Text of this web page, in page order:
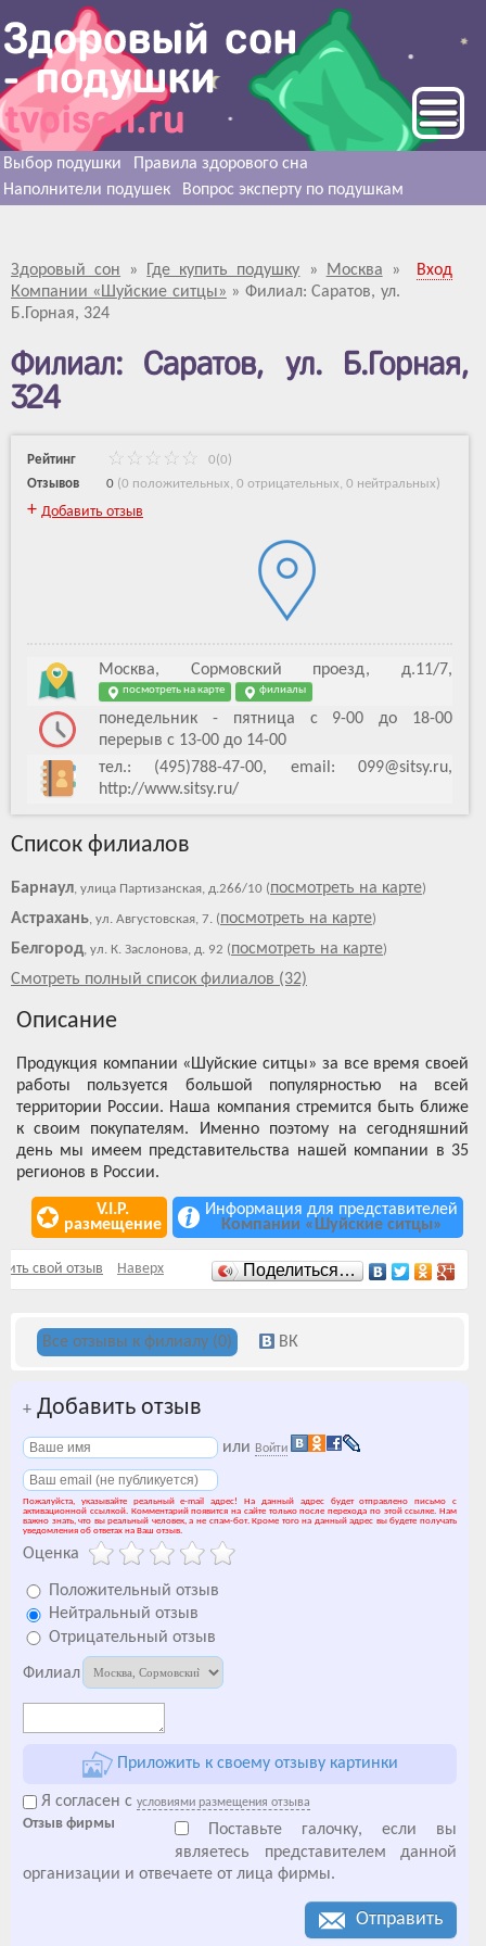
Выбор подушки
Правила здорового сна
Наполнители подушек
Вопрос эксперту по подушкам
Здоровый сон » Где купить подушку » Москва »
Компании «Шуйские ситцы» » Филиал: Саратов, ул.
Б.Горная, 324
Вход
Филиал: Саратов, ул. Б.Горная,
324
Рейтинг
0(0)
Отзывов
0 (0 положительных, 0 отрицательных, 0 нейтральных)
+ Добавить отзыв
Москва, Сормовский проезд, д.11/7,
посмотреть на карте филиалы
понедельник - пятница с 9-00 до 18-00
перерыв с 13-00 до 14-00
тел.: (495)788-47-00, email: 099@sitsy.ru,
http://www.sitsy.ru/
Список филиалов
Барнаул, улица Партизанская, д.266/10 (посмотреть на карте)
Астрахань, ул. Августовская, 7. (посмотреть на карте)
Белгород, ул. К. Заслонова, д. 92 (посмотреть на карте)
Смотреть полный список филиалов (32)
Описание
Продукция компании «Шуйские ситцы» за все время своей
работы пользуется большой популярностью на всей
территории России. Наша компания стремится быть ближе
к своим покупателям. Именно поэтому на сегодняшний
день мы имеем представительства нашей компании в 35
регионов в России.
V.I.P.
размещение
Информация для представителей
Компании «Шуйские ситцы»
Отзывы
свой отзыв Наверх Поделиться…
Все отзывы к филиалу (0) ВК
+ Добавить отзыв
или Войти
Пожалуйста, указывайте реальный e-mail адрес! На данный адрес будет отправлено письмо с
активационной ссылкой. Комментарий появится на сайте только после перехода по этой ссылке. Нам
важно знать, что вы реальный человек, а не спам-бот. Кроме того на данный адрес вы будете получать
уведомления об ответах на Ваш отзыв.
Оценка
Положительный отзыв
Нейтральный отзыв
Отрицательный отзыв
Филиал
Приложить к своему отзыву картинки
Я согласен с условиями размещения отзыва
Отзыв фирмы
Поставьте галочку, если вы
являетесь представителем данной
организации и отвечаете от лица фирмы.
Отправить